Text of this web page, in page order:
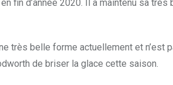
fin d’année 2020. Il a maintenu sa
très belle forme actuellement et n’est
de briser la glace cette saison.